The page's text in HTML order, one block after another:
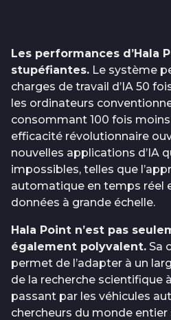
Les performances d’Hala
stupéfiantes. Le système
charges de travail d’IA 50
les ordinateurs
consommant 100 fois moins
efficacité révolutionnaire
nouvelles applications d’IA
impossibles, telles que
automatique en temps réel
données à grande échelle.
Hala Point n’est pas
également polyvalent. Sa
permet de l’adapter à un
de la recherche scientifique
passant par les véhicules
chercheurs du monde